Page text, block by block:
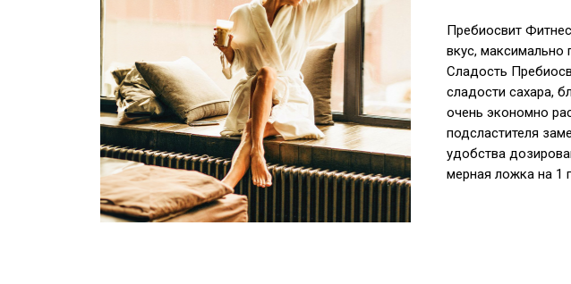
Пребиосвит
вкус, максимально
Сладость
сладости сахара,
очень экономно
подсластителя
удобства
мерная ложка на 1